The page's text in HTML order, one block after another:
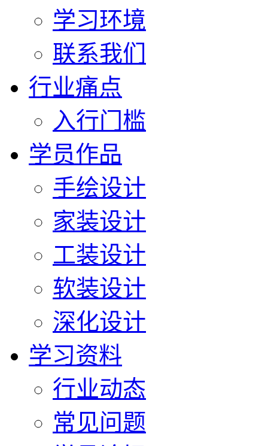
学习环境
联系我们
行业痛点
入行门槛
学员作品
手绘设计
家装设计
工装设计
软装设计
深化设计
学习资料
行业动态
常见问题